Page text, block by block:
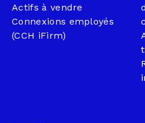
Actifs à vendre
Connexions employés
(CCH iFirm)